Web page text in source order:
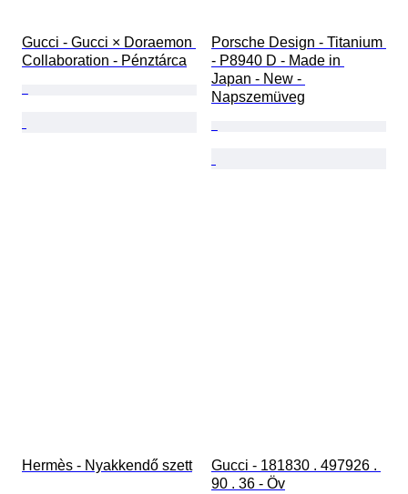
Gucci - Gucci × Doraemon
Collaboration - Pénztárca
Porsche Design - Titanium
- P8940 D - Made in
Japan - New -
Napszemüveg
Hermès - Nyakkendő szett
Gucci - 181830 . 497926 .
90 . 36 - Öv